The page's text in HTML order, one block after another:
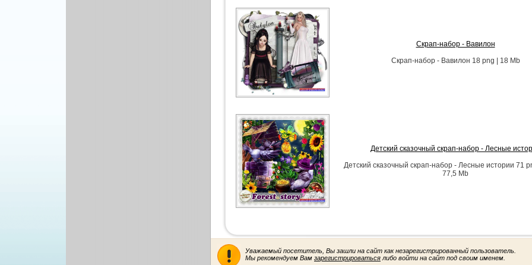
Скрап-набор - Вавилон
Скрап-набор - Вавилон 18 png | 18 Mb
Детский сказочный скрап-набор - Лесные
Детский сказочный скрап-набор - Лесные истории 71
77,5 Mb
Уважаемый посетитель, Вы зашли на сайт как незарегистрированный пользователь.
Мы рекомендуем Вам зарегистрироваться либо войти на сайт под своим именем.